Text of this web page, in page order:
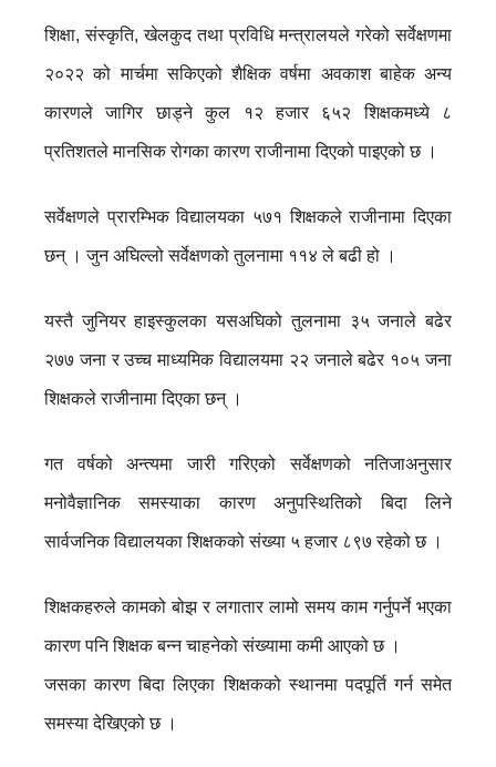
शिक्षा, संस्कृति, खेलकुद तथा प्रविधि मन्त्रालयले गरेको सर्वेक्षणमा
२०२२ को मार्चमा सकिएको शैक्षिक वर्षमा अवकाश बाहेक अन्य
कारणले जागिर छाड्ने कुल १२ हजार ६५२ शिक्षकमध्ये ८
प्रतिशतले मानसिक रोगका कारण राजीनामा दिएको पाइएको छ ।
सर्वेक्षणले प्रारम्भिक विद्यालयका ५७१ शिक्षकले राजीनामा दिएका
छन् । जुन अघिल्लो सर्वेक्षणको तुलनामा ११४ ले बढी हो ।
यस्तै जुनियर हाइस्कुलका यसअघिको तुलनामा ३५ जनाले बढेर
२७७ जना र उच्च माध्यमिक विद्यालयमा २२ जनाले बढेर १०५ जना
शिक्षकले राजीनामा दिएका छन् ।
गत वर्षको अन्त्यमा जारी गरिएको सर्वेक्षणको नतिजाअनुसार
मनोवैज्ञानिक समस्याका कारण अनुपस्थितिको बिदा लिने
सार्वजनिक विद्यालयका शिक्षकको संख्या ५ हजार ८९७ रहेको छ ।
शिक्षकहरुले कामको बोझ र लगातार लामो समय काम गर्नुपर्ने भएका
कारण पनि शिक्षक बन्न चाहनेको संख्यामा कमी आएको छ ।
जसका कारण बिदा लिएका शिक्षकको स्थानमा पदपूर्ति गर्न समेत
समस्या देखिएको छ ।